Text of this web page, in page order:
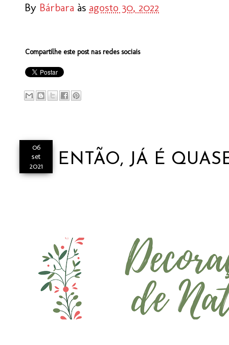
By Bárbara às agosto 30, 2022
Compartilhe este post nas redes sociais
06
set
2021
ENTÃO, JÁ É